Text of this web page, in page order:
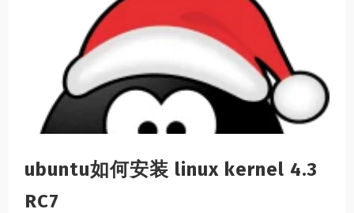
ubuntu如何安装 linux kernel 4.3
RC7